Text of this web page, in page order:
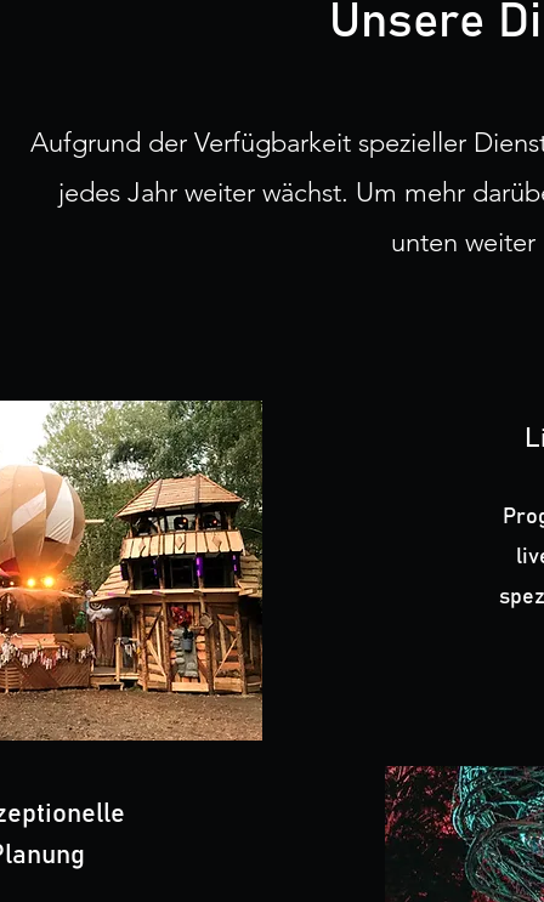
Unsere
Aufgrund der Verfügbarkeit spezieller
jedes Jahr weiter wächst. Um mehr
unten weiter